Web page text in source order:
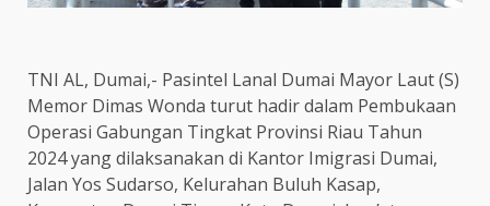
TNI AL, Dumai,- Pasintel Lanal Dumai Mayor Laut (S)
Memor Dimas Wonda turut hadir dalam Pembukaan
Operasi Gabungan Tingkat Provinsi Riau Tahun
2024 yang dilaksanakan di Kantor Imigrasi Dumai,
Jalan Yos Sudarso, Kelurahan Buluh Kasap,